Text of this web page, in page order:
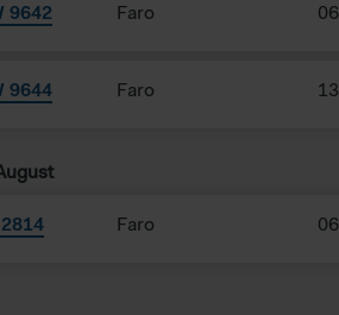
weder wirksame
9642 Faro
9644 Faro
Faro